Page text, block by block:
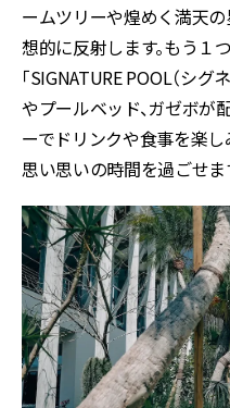
ームツリーや煌めく満天
想的に反射します。もう１
「SIGNATURE POOL（シグ
やプールベッド、ガゼボが
ーでドリンクや食事を楽
思い思いの時間を過ごせま